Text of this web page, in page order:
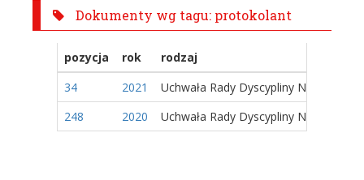
Dokumenty wg tagu: protokolant
pozycja rok
rodzaj
34
2021
Uchwała Rady Dyscypliny Naukowej
248
2020 Uchwała Rady Dyscypliny Naukowej